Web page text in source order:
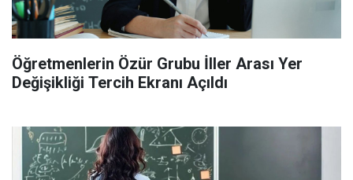
Öğretmenlerin Özür Grubu İller Arası Yer
Değişikliği Tercih Ekranı Açıldı